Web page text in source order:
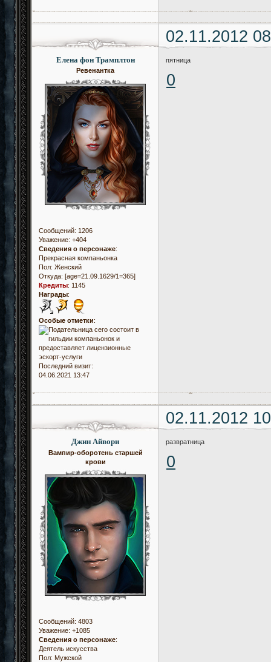
02.11.2012
Елена фон Трамплтон
Ревенантка
Сообщений: 1206
Уважение: +404
Сведения о персонаже:
Прекрасная компаньонка
Пол: Женский
Откуда: [age=21.09.1629/1=365]
Кредиты: 1145
Награды:
Особые отметки:
Последний визит:
04.06.2021 13:47
пятница
0
02.11.2012
Джин Айвори
Вампир-оборотень старшей
крови
Сообщений: 4803
Уважение: +1085
Сведения о персонаже:
Деятель искусства
Пол: Мужской
развратница
0